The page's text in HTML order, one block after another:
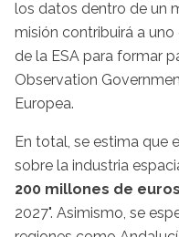
los datos dentro de un
misión contribuirá a
de la ESA para formar
Observation
Europea.
En total, se estima que
sobre la industria
200 millones de
2027". Asimismo, se